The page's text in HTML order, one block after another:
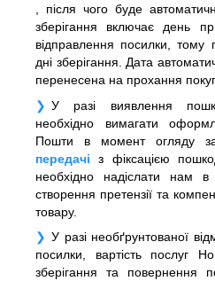
, після чого буде
зберігання включає день
відправлення посилки, тому
дні зберігання. Дата
перенесена на прохання
У разі виявлення
необхідно вимагати
Пошти в момент огляду
передачі з фіксацією
необхідно надіслати нам
створення претензії та
товару.
У разі необґрунтованої
посилки, вартість послуг
зберігання та повернення